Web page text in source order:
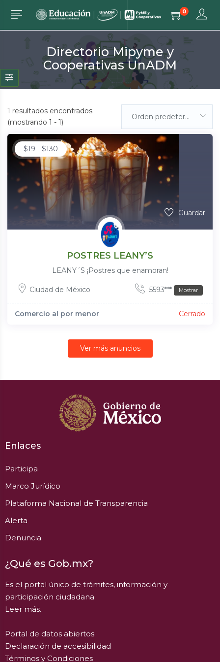
0
Directorio Mipyme y
Cooperativas UnADM
1 resultados encontrados
(mostrando 1 - 1)
Orden predeterminada
$19 - $130
Guardar
POSTRES LEANY’S
LEANY´S ¡Postres que enamoran!
Ciudad de México 5593*** Mostrar
Comercio al por menor Cerrado
Ver más anuncios
Enlaces
Participa
Marco Jurídico
Plataforma Nacional de Transparencia
Alerta
Denuncia
¿Qué es Gob.mx?
Es el portal único de trámites, información y
participación ciudadana.
Leer más.
Portal de datos abiertos
Declaración de accesibilidad
Términos y Condiciones